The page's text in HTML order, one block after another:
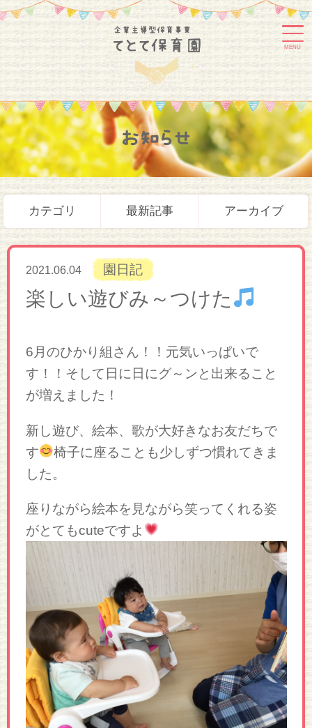
MENU
お知らせ
カテゴリ 最新記事 アーカイブ
2021.06.04 園日記
楽しい遊びみ～つけた
6月のひかり組さん！！元気いっぱいで
す！！そして日に日にグ～ンと出来ること
が増えました！
新し遊び、絵本、歌が大好きなお友だちで
す
椅子に座ることも少しずつ慣れてきま
した。
座りながら絵本を見ながら笑ってくれる姿
がとてもcuteですよ